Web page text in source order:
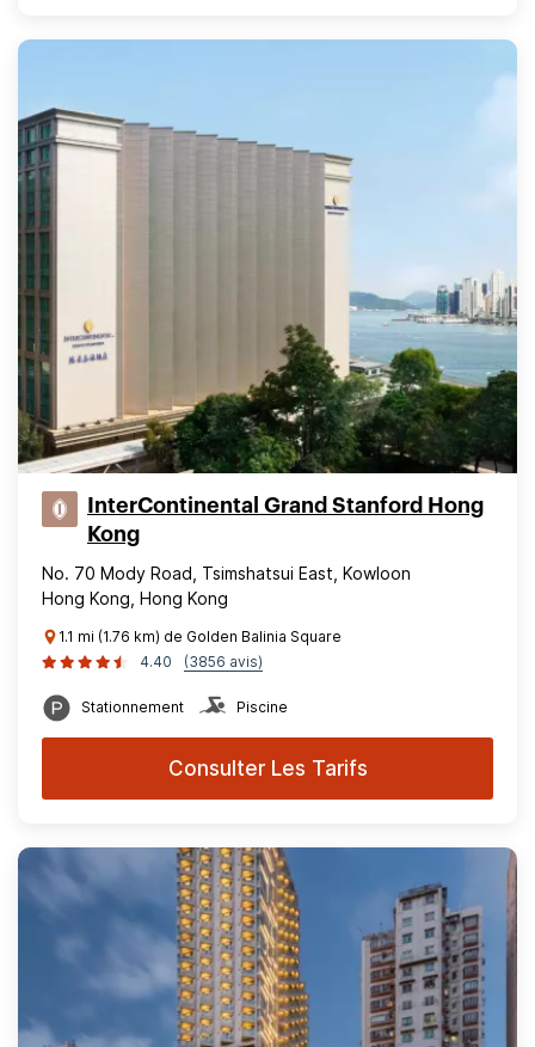
InterContinental Grand Stanford Hong
Kong
No. 70 Mody Road, Tsimshatsui East, Kowloon
Hong Kong, Hong Kong
1.1 mi (1.76 km) de Golden Balinia Square
4.40
(3856 avis)
Stationnement Piscine
Consulter Les Tarifs